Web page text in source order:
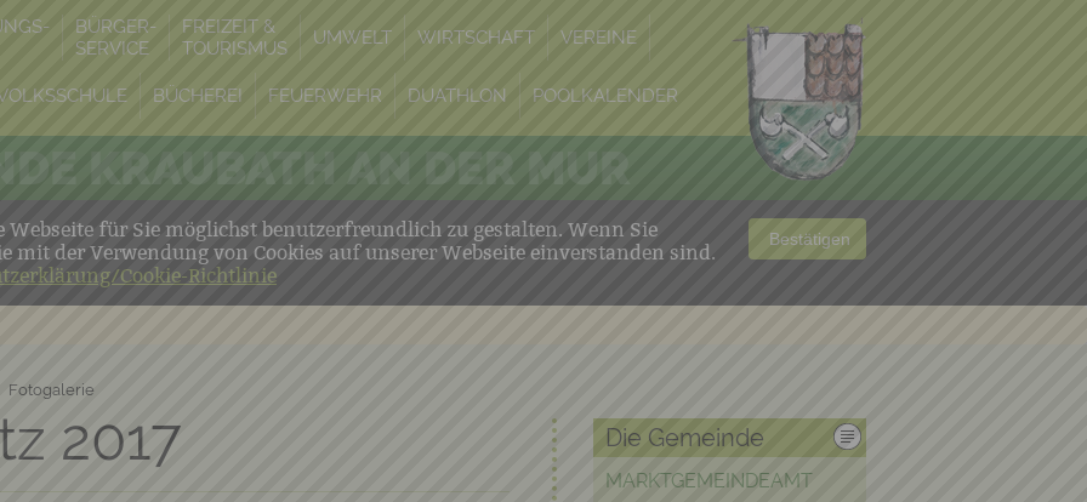
BÜRGER-
SERVICE
FREIZEIT &
TOURISMUS
UMWELT WIRTSCHAFT VEREINE
BÜCHEREI FEUERWEHR DUATHLON POOLKALENDER
KRAUBATH AN DER MUR
Webseite für Sie möglichst benutzerfreundlich zu gestalten. Wenn Sie
mit der Verwendung von Cookies auf unserer Webseite einverstanden sind.
Cookie-Richtlinie
Bestätigen
Fotogalerie
2017 Die Gemeinde
MARKTGEMEINDEAMT